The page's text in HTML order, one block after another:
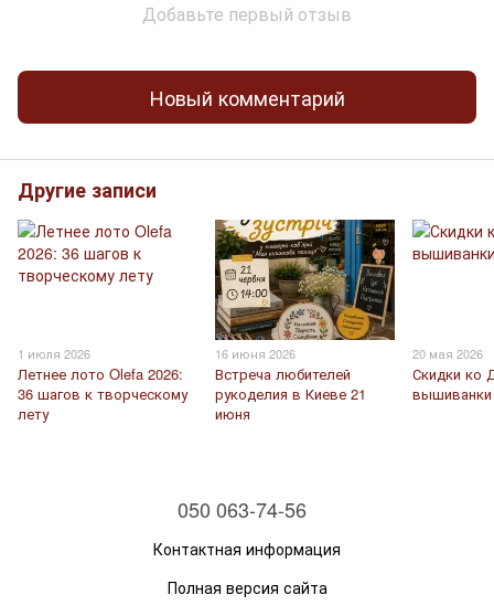
Добавьте первый отзыв
Новый комментарий
Другие записи
1 июля 2026
Летнее лото Olefa 2026:
36 шагов к творческому
лету
16 июня 2026
Встреча любителей
рукоделия в Киеве 21
июня
20 мая 2026
Скидки ко
вышиванки
050 063-74-56
Контактная информация
Полная версия сайта